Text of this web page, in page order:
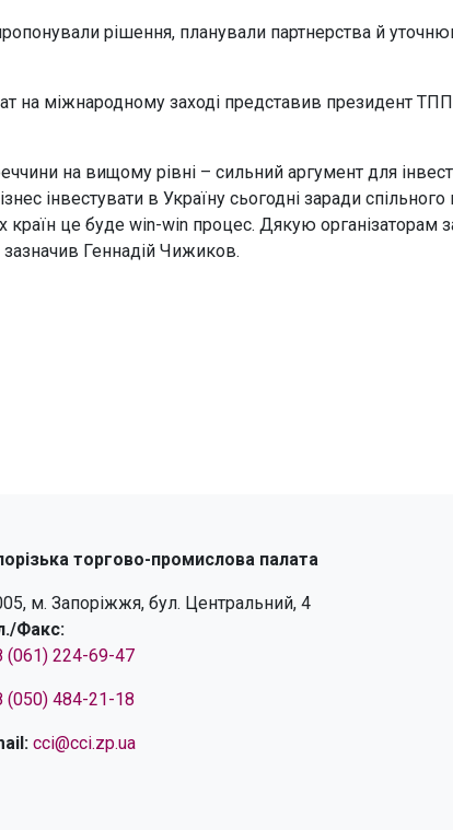
рішення, планували партнерства й
на міжнародному заході представив президент
на вищому рівні – сильний аргумент для
інвестувати в Україну сьогодні заради спільного
це буде win-win процес. Дякую організаторам
Геннадій Чижиков.
торгово-промислова палата
м. Запоріжжя, бул. Центральний, 4
Факс:
(061) 224-69-47
(050) 484-21-18
cci@cci.zp.ua